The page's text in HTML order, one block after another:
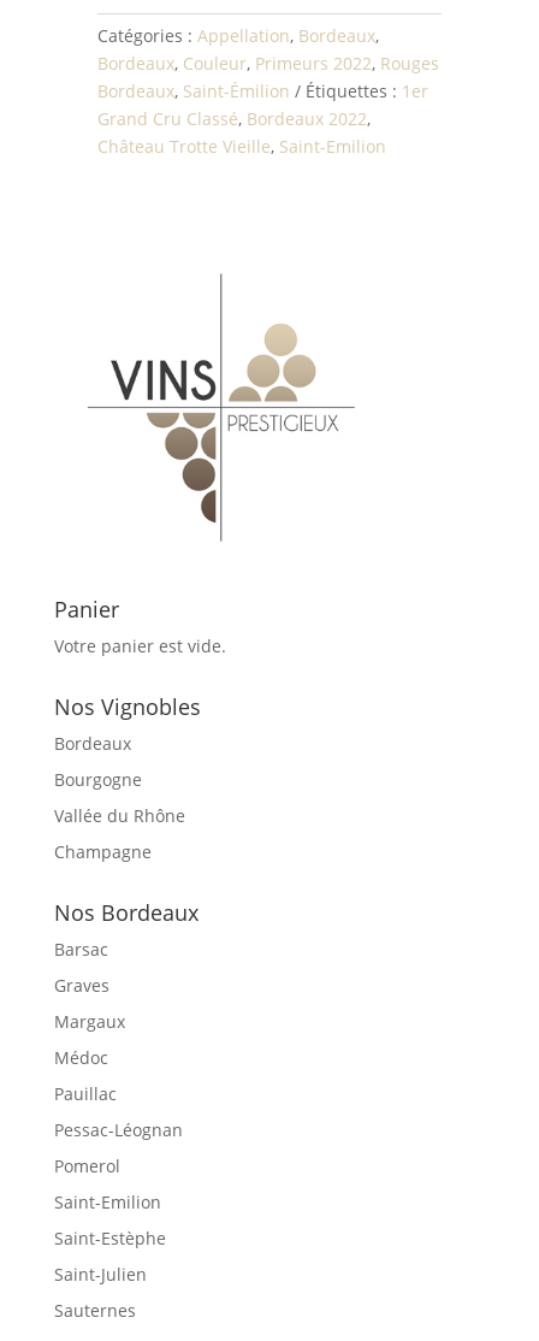
Catégories : Appellation, Bordeaux,
Bordeaux, Couleur, Primeurs 2022, Rouges
Bordeaux, Saint-Émilion Étiquettes : 1er
Grand Cru Classé, Bordeaux 2022,
Château Trotte Vieille, Saint-Emilion
Panier
Votre panier est vide.
Nos Vignobles
Bordeaux
Bourgogne
Vallée du Rhône
Champagne
Nos Bordeaux
Barsac
Graves
Margaux
Médoc
Pauillac
Pessac-Léognan
Pomerol
Saint-Emilion
Saint-Estèphe
Saint-Julien
Sauternes